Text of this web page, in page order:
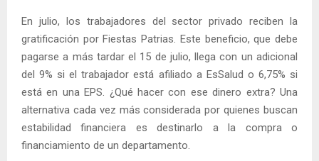
En julio, los trabajadores del sector privado reciben la
gratificación por Fiestas Patrias. Este beneficio, que debe
pagarse a más tardar el 15 de julio, llega con un adicional
del 9% si el trabajador está afiliado a EsSalud o 6,75% si
está en una EPS. ¿Qué hacer con ese dinero extra? Una
alternativa cada vez más considerada por quienes buscan
estabilidad financiera es destinarlo a la compra o
financiamiento de un departamento.